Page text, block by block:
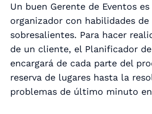
Un buen Gerente de Eventos
organizador con habilidades
sobresalientes. Para hacer
de un cliente, el Planificador
encargará de cada parte del
reserva de lugares hasta la
problemas de último minuto